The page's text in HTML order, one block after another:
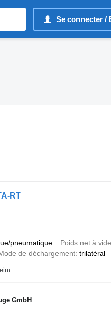
Se connecter /
RT
pneumatique Poids net à vide
de déchargement trilatéral
GmbH